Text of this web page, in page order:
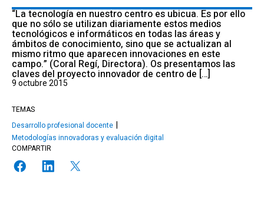
“La tecnología en nuestro centro es ubicua. Es por ello
que no sólo se utilizan diariamente estos medios
tecnológicos e informáticos en todas las áreas y
ámbitos de conocimiento, sino que se actualizan al
mismo ritmo que aparecen innovaciones en este
campo.” (Coral Regí, Directora). Os presentamos las
claves del proyecto innovador de centro de […]
9 octubre 2015
TEMAS
Desarrollo profesional docente
Metodologías innovadoras y evaluación digital
COMPARTIR